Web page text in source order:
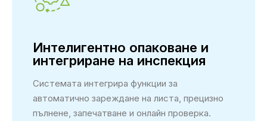
Интелигентно опаковане и
интегриране на инспекция
Системата интегрира функции за
автоматично зареждане на листа, прецизно
пълнене, запечатване и онлайн проверка.